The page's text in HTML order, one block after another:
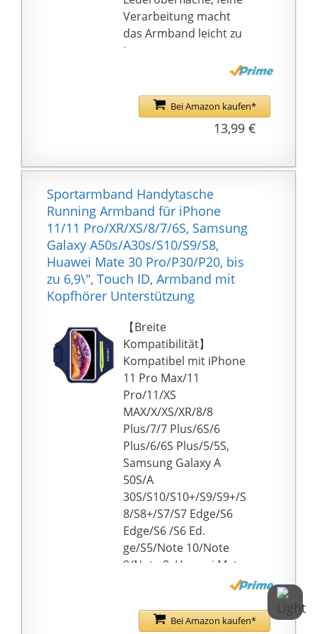
Aktivitäten: Der
Handyhülle eignet sich
nicht nur zum Laufen,
Fitnessstudio, Training
mit hoher Intensität,
Fitness, Yoga, Wandern,
Radfahren, Wandern,
Camping, Reisen,für die
tägliche Freizeit.
🍀Komfortabel: Unser
elastisches Armband
aus hochwertigem
Lycra / Spandex-
Material, das die
Armbänder
komfortabler und
elastischer für Ihren
Arm macht. Das
Armband verfügt über
zwei Klettverschlüsse，
Von 15cm bis 40cm,
können Sie den
Verschluss leicht
anpassen, um Ihre
beste Passform zu
finden!
🍀Unabhängige
Doppeltaschen: zur
bequemen
Haupttasche können
größere Gegenstände
Verarbeitung macht
das Armband leicht zu
tragen.
klassischen Designs
und grazil wirken,
Echter Hingucker bei
Federsteg ermöglicht
einen einfachen
Armbandwechsel,
Super einfach zu
installieren und zu
deinstallieren, kein
Werkzeug erforderlich.
1 x Leder
Uhrenarmband, 2 x
Reinigungswatte, 2 x
Pflegewatte, 1 x
Box.Wenn Sie Fragen
zum Produkt haben,
können Sie uns
jederzeit eine E-Mail
senden und wir werden
Ihnen rechtzeitig
antworten.
Bei Amazon kaufen*
13,99 €
Sportarmband Handytasche
Running Armband für iPhone
11/11 Pro/XR/XS/8/7/6S, Samsung
Galaxy A50s/A30s/S10/S9/S8,
Huawei Mate 30 Pro/P30/P20, bis
zu 6,9\", Touch ID, Armband mit
Kopfhörer Unterstützung
【Breite
Kompatibilität】
Kompatibel mit iPhone
11 Pro Max/11
Pro/11/XS
MAX/X/XS/XR/8/8
Plus/7/7 Plus/6S/6
Plus/6/6S Plus/5/5S,
Samsung Galaxy A
50S/A
30S/S10/S10+/S9/S9+/S
8/S8+/S7/S7 Edge/S6
Edge/S6 /S6 Ed.
ge/S5/Note 10/Note
9/Note 8, Huawei Mate
30 Pro/20 Pro/P30/P20,
schützende schlanke
Bei Amazon kaufen*